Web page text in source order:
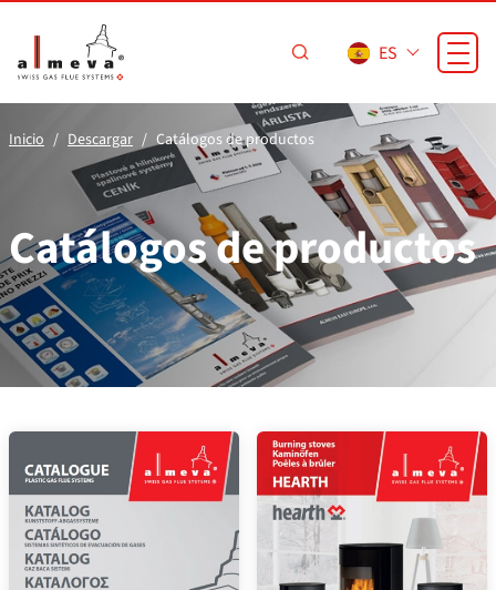
ES
Inicio Descargar Catálogos de productos
Catálogos de productos